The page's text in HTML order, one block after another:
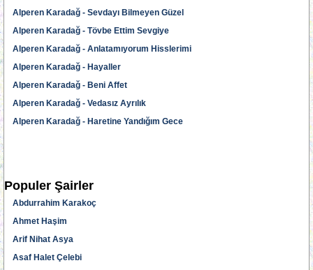
Alperen Karadağ - Sevdayı Bilmeyen Güzel
Alperen Karadağ - Tövbe Ettim Sevgiye
Alperen Karadağ - Anlatamıyorum Hisslerimi
Alperen Karadağ - Hayaller
Alperen Karadağ - Beni Affet
Alperen Karadağ - Vedasız Ayrılık
Alperen Karadağ - Haretine Yandığım Gece
Populer Şairler
Abdurrahim Karakoç
Ahmet Haşim
Arif Nihat Asya
Asaf Halet Çelebi